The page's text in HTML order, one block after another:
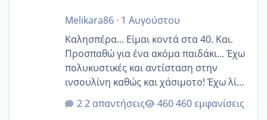
Melikara86· 1 Αυγούστου
Καλησπέρα... Είμαι κοντά στα 40. Και.
Προσπαθώ για ένα ακόμα παιδάκι... Έχω
πολυκυστικές και αντίσταση στην
ινσουλίνη καθώς και χάσιμοτο! Έχω λίγα
κιλά παραπάνω και όσο κ αν προσπαθώ
δεν χάνω εύκολα! Προσπαθώ για ακόμη
2 απαντήσεις 460 εμφανίσεις